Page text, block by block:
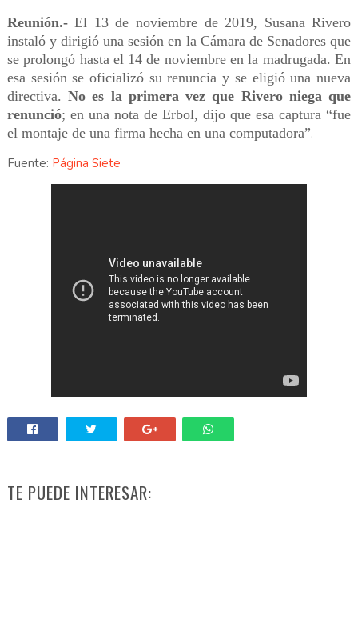
Reunión.-El 13 de noviembre de 2019, Susana Rivero
instaló y dirigió una sesión en la Cámara de Senadores que
se prolongó hasta el 14 de noviembre en la madrugada. En
esa sesión se oficializó su renuncia y se eligió una nueva
directiva.No es la primera vez que Rivero niega que
renunció; en una nota de Erbol, dijo que esa captura “fue
el montaje de una firma hecha en una computadora”.
Fuente: Página Siete
TE PUEDE INTERESAR: